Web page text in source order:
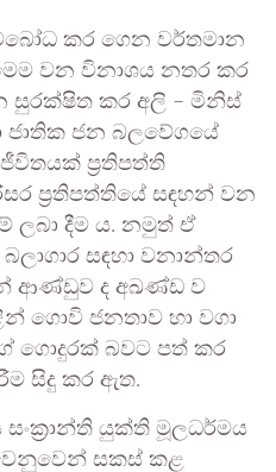
කර ගෙන වර්තමාන
වන විනාශය නතර කර
සුරක්ෂිත කර අලි – මිනිස්
ජාතික ජන බලවේගයේ
ප්‍රතිපත්ති
ප්‍රතිපත්තියේ සඳහන් වන
ලබා දීම ය. නමුත් ඒ
සඳහා වනාන්තර
ආණ්ඩුව ද අඛණ්ඩ ව
ගොවි ජනතාව හා වගා
ගොදුරක් බවට පත් කර
සිදු කර ඇත.
යුක්ති මූලධර්මය
සකස් කළ